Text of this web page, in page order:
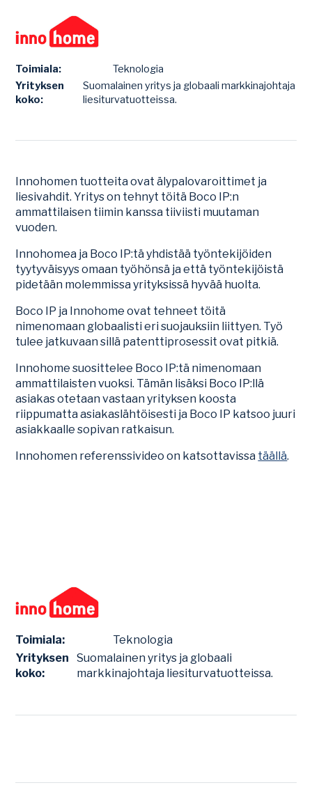
Toimiala:
Teknologia
Yrityksen
koko:
Suomalainen yritys ja globaali markkinajohtaja
liesiturvatuotteissa.
Innohomen tuotteita ovat älypalovaroittimet ja
liesivahdit. Yritys on tehnyt töitä Boco IP:n
ammattilaisen tiimin kanssa tiiviisti muutaman
vuoden.
Innohomea ja Boco IP:tä yhdistää työntekijöiden
tyytyväisyys omaan työhönsä ja että työntekijöistä
pidetään molemmissa yrityksissä hyvää huolta.
Boco IP ja Innohome ovat tehneet töitä
nimenomaan globaalisti eri suojauksiin liittyen. Työ
tulee jatkuvaan sillä patenttiprosessit ovat pitkiä.
Innohome suosittelee Boco IP:tä nimenomaan
ammattilaisten vuoksi. Tämän lisäksi Boco IP:llä
asiakas otetaan vastaan yrityksen koosta
riippumatta asiakaslähtöisesti ja Boco IP katsoo juuri
asiakkaalle sopivan ratkaisun.
Innohomen referenssivideo on katsottavissa täällä.
Toimiala:
Teknologia
Yrityksen
koko:
Suomalainen yritys ja globaali
markkinajohtaja liesiturvatuotteissa.